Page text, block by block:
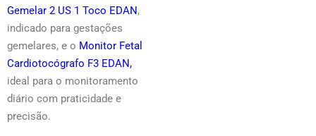
Gemelar 2 US 1 Toco EDAN,
indicado para gestações
gemelares, e o Monitor Fetal
Cardiotocógrafo F3 EDAN,
ideal para o monitoramento
diário com praticidade e
precisão.